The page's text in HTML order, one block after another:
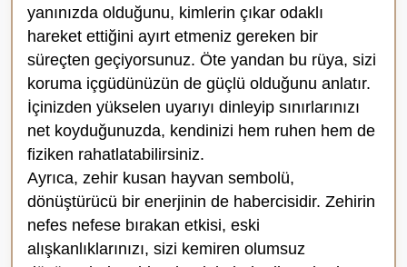
yanınızda olduğunu, kimlerin çıkar odaklı
hareket ettiğini ayırt etmeniz gereken bir
süreçten geçiyorsunuz. Öte yandan bu rüya, sizi
koruma içgüdünüzün de güçlü olduğunu anlatır.
İçinizden yükselen uyarıyı dinleyip sınırlarınızı
net koyduğunuzda, kendinizi hem ruhen hem de
fiziken rahatlatabilirsiniz.
Ayrıca, zehir kusan hayvan sembolü,
dönüştürücü bir enerjinin de habercisidir. Zehirin
nefes nefese bırakan etkisi, eski
alışkanlıklarınızı, sizi kemiren olumsuz